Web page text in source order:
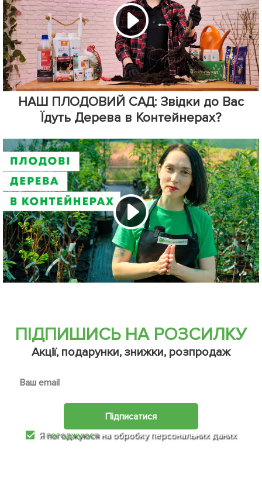
НАШ ПЛОДОВИЙ САД: Звідки до Вас
Їдуть Дерева в Контейнерах?
ПІДПИШИСЬ НА РОЗСИЛКУ
Акції, подарунки, знижки, розпродаж
Підписатися
Япогоджуюсяна обробку персональних даних